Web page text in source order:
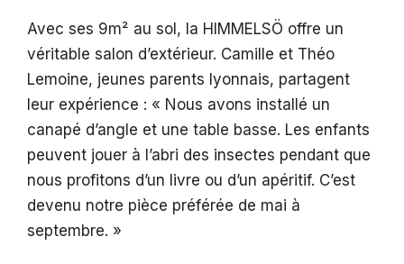
Avec ses 9m² au sol, la HIMMELSÖ offre un
véritable salon d’extérieur. Camille et Théo
Lemoine, jeunes parents lyonnais, partagent
leur expérience : « Nous avons installé un
canapé d’angle et une table basse. Les enfants
peuvent jouer à l’abri des insectes pendant que
nous profitons d’un livre ou d’un apéritif. C’est
devenu notre pièce préférée de mai à
septembre. »